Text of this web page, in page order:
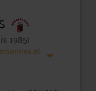
1985)
et